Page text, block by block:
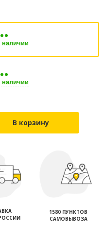
наличии
наличии
В корзину
1580 ПУНКТОВ
САМОВЫВОЗА